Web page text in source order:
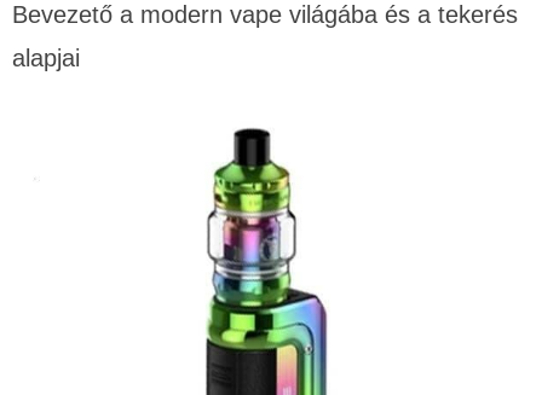
Bevezető a modern vape világába és a tekerés
alapjai